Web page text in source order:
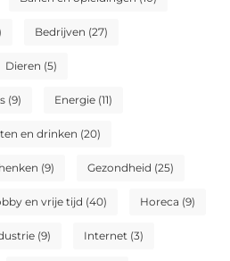
Bedrijven (27)
Dieren (5)
(9) Energie (11)
en drinken (20)
(9) Gezondheid (25)
en vrije tijd (40) Horeca (9)
(9) Internet (3)